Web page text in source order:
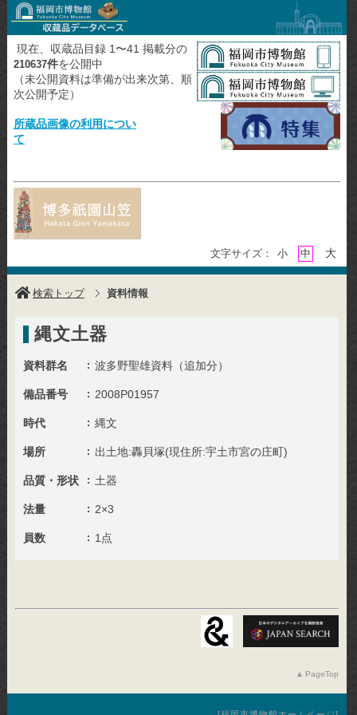
現在、収蔵品目録 1〜41 掲載分の
210637件を公開中
（未公開資料は準備が出来次第、順
次公開予定）
所蔵品画像の利用につい
て
文字サイズ： 小 中 大
検索トップ 資料情報
縄文土器
資料群名 波多野聖雄資料（追加分）
備品番号 2008P01957
時代 縄文
場所 出土地:轟貝塚(現住所:宇土市宮の庄町)
品質・形状 土器
法量 2×3
員数 1点
PageTop